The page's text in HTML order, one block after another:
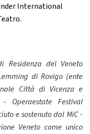
International
del Veneto
di Rovigo (ente
Città di Vicenza e
Operaestate Festival
e sostenuto dal MiC -
Veneto come unico